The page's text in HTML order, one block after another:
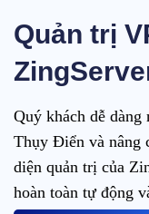
Quản trị
Quý khách dễ
Thụy Điển và nâng
diện quản trị của
hoàn toàn tự động